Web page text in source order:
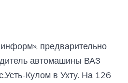
предварительно
автомашины ВАЗ
Кулом в Ухту. На 126